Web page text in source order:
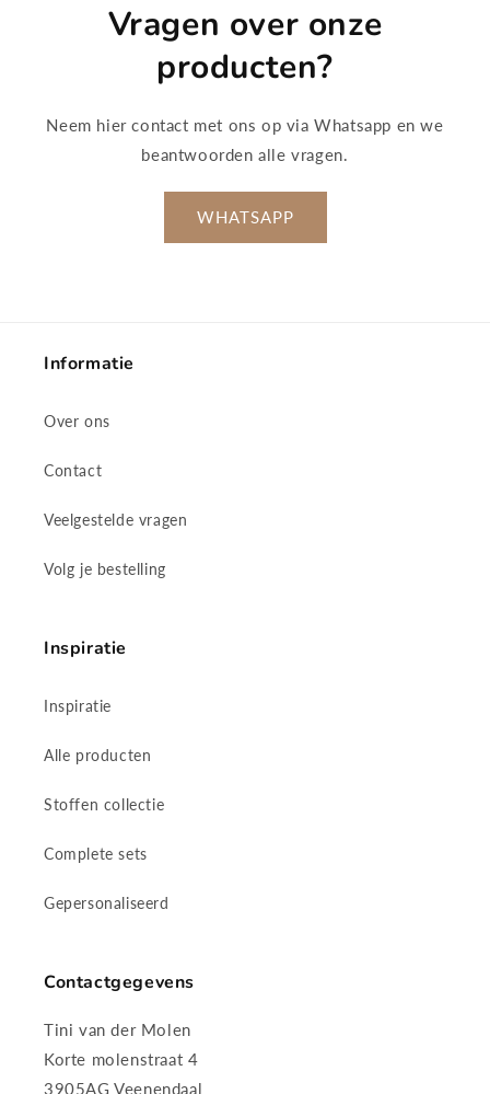
Vragen over onze
producten?
Neem hier contact met ons op via Whatsapp en we
beantwoorden alle vragen.
WHATSAPP
Informatie
Over ons
Contact
Veelgestelde vragen
Volg je bestelling
Inspiratie
Inspiratie
Alle producten
Stoffen collectie
Complete sets
Gepersonaliseerd
Contactgegevens
Tini van der Molen
Korte molenstraat 4
3905AG Veenendaal